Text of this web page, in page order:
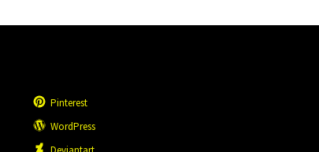
Pinterest
WordPress